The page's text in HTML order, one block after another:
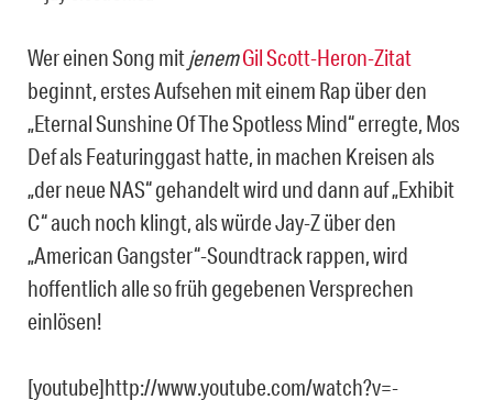
Wer einen Song mitjenemGil Scott-Heron-Zitat
beginnt, erstes Aufsehen mit einem Rap über den
„Eternal Sunshine Of The Spotless Mind“ erregte, Mos
Def als Featuringgast hatte, in machen Kreisen als
„der neue NAS“ gehandelt wird und dann auf „Exhibit
C“ auch noch klingt, als würde Jay-Z über den
„American Gangster“-Soundtrack rappen, wird
hoffentlich alle so früh gegebenen Versprechen
einlösen!
[youtube]http://www.youtube.com/watch?v=-